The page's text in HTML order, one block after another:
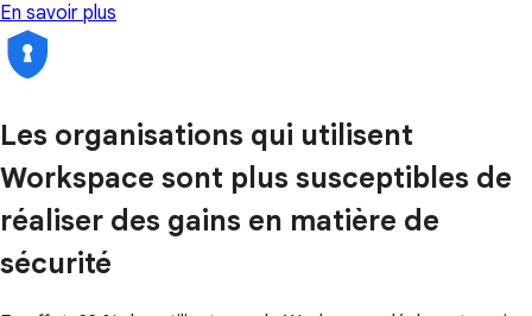
En savoir plus
Les organisations qui utilisent
Workspace sont plus susceptibles de
réaliser des gains en matière de
sécurité